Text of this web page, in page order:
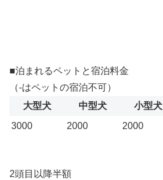
■泊まれるペットと宿泊料金
（-はペットの宿泊不可）
大型犬
中型犬 小型犬
3000
2000 2000
2頭目以降半額